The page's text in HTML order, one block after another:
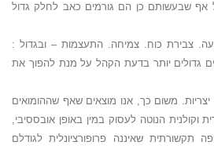
שבעשותם כן הם גורמים כאב לחלק גדול
צבירת כוח. צמיחה. התעצמות – ובגדול :
גדולים יותר בדעת הקהל על מנת להפוך את
משום כך, אנו מוצאים שאף שההומואים
וקולנית הנוטה לעסוק במין באופן אובססיבי,
שאיננה פרופורציונלית לגודלם